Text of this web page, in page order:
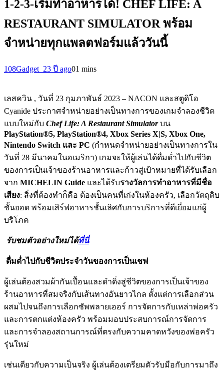
1-2-3-เริ่มทำอาหารได้! CHEF LIFE: A
RESTAURANT SIMULATOR พร้อม
จำหน่ายทุกแพลตฟอร์มแล้ววันนี้
108Gadget_23 ปี ago01 mins
เลสควิน , วันที่ 23 กุมภาพันธ์ 2023 – NACON และสตูดิโอ
Cyanide ประกาศจำหน่ายอย่างเป็นทางการของเกมจำลองชีวิต
แบบใหม่กับ Chef Life: A Restaurant Simulatorบน
PlayStation®5, PlayStation®4, Xbox Series X|S, Xbox One,
Nintendo Switch และ PC (กำหนดจำหน่ายอย่างเป็นทางการใน
วันที่ 28 มีนาคมในอเมริกา) เกมจะให้ผู้เล่นได้ดื่มด่ำไปกับชีวิต
ของการเป็นเจ้าของร้านอาหารและก้าวสู่เป้าหมายที่ได้รับเลือก
จาก MICHELIN Guide และได้รับรางวัลการทำอาหารที่มีชื่อ
เสียง: สิ่งที่ต้องทำก็คือ ต้องเป็นคนที่เก่งในห้องครัว, เลือกวัตถุดิบ
ชั้นยอด พร้อมเสิร์ฟอาหารชั้นเลิศกับการบริการที่ดีเยี่ยมแก่ผู้
บริโภค
รับชมตัวอย่างใหม่ได้ที่นี่
ดื่มด่ำไปกับชีวิตประจำวันของการเป็นเชฟ
ผู้เล่นต้องสวมผ้ากันเปื้อนและดำดิ่งสู่ชีวิตของการเป็นเจ้าของ
ร้านอาหารที่สมจริงกับเส้นทางอันยาวไกล ตั้งแต่การเลือกส่วน
ผสมไปจนถึงการเลือกซัพพลายเออร์ การจัดการกับเหล่าพ่อครัว
และการตกแต่งห้องครัว พร้อมมอบประสบการณ์การจัดการ
และการจำลองสถานการณ์ที่ตรงกับความคาดหวังของพ่อครัว
รุ่นใหม่
เช่นเดียวกับความเป็นจริง ผู้เล่นต้องเตรียมตัวรับมือกับการมาถึง